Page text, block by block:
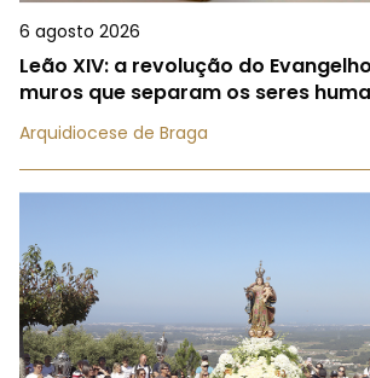
6 agosto 2026
Leão XIV: a revolução do
muros que separam os seres
Arquidiocese de Braga